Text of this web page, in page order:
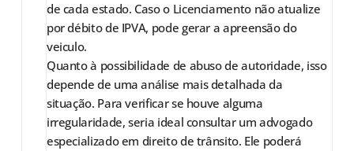
de cada estado. Caso o Licenciamento não atualize
por débito de IPVA, pode gerar a apreensão do
veiculo.
Quanto à possibilidade de abuso de autoridade, isso
depende de uma análise mais detalhada da
situação. Para verificar se houve alguma
irregularidade, seria ideal consultar um advogado
especializado em direito de trânsito. Ele poderá